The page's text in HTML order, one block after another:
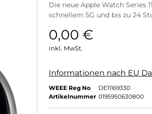
Die neue Apple Watch Series
schnellem 5G und bis zu 24
0,00 €
inkl. MwSt.
Informationen nach EU
WEEE Reg No
DE11169330
Artikelnummer 0195950630800